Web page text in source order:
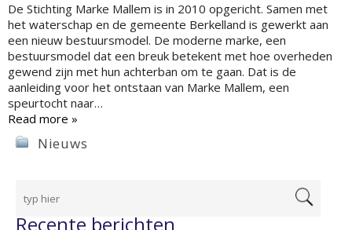
De Stichting Marke Mallem is in 2010 opgericht. Samen met
het waterschap en de gemeente Berkelland is gewerkt aan
een nieuw bestuursmodel. De moderne marke, een
bestuursmodel dat een breuk betekent met hoe overheden
gewend zijn met hun achterban om te gaan. Dat is de
aanleiding voor het ontstaan van Marke Mallem, een
speurtocht naar…
Read more »
Nieuws
Recente berichten